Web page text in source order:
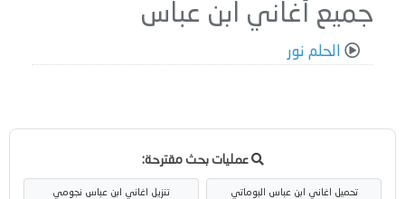
جميع أغاني ابن عباس
الحلم نور
عمليات بحث مقترحة:
تحميل اغاني ابن عباس البوماتي تنزيل اغاني ابن عباس نجومي